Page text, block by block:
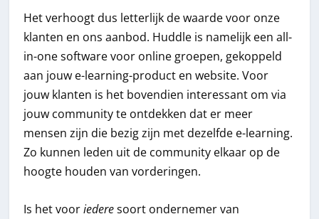
Het verhoogt dus letterlijk de waarde voor onze
klanten en ons aanbod. Huddle is namelijk een all-
in-one software voor online groepen, gekoppeld
aan jouw e-learning-product en website. Voor
jouw klanten is het bovendien interessant om via
jouw community te ontdekken dat er meer
mensen zijn die bezig zijn met dezelfde e-learning.
Zo kunnen leden uit de community elkaar op de
hoogte houden van vorderingen.
Is het vooriederesoort ondernemer van